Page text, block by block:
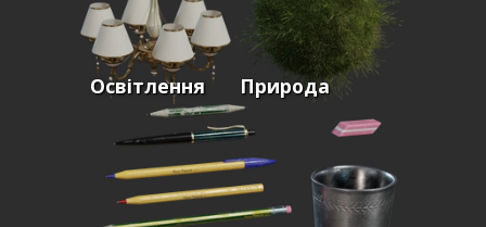
Освітлення Природа